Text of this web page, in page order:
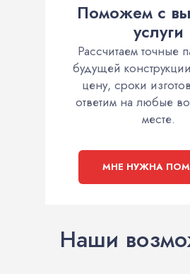
Поможем с
услуги
Рассчитаем точные
будущей
цену, сроки
ответим на любые
месте.
МНЕ НУЖНА
Наши